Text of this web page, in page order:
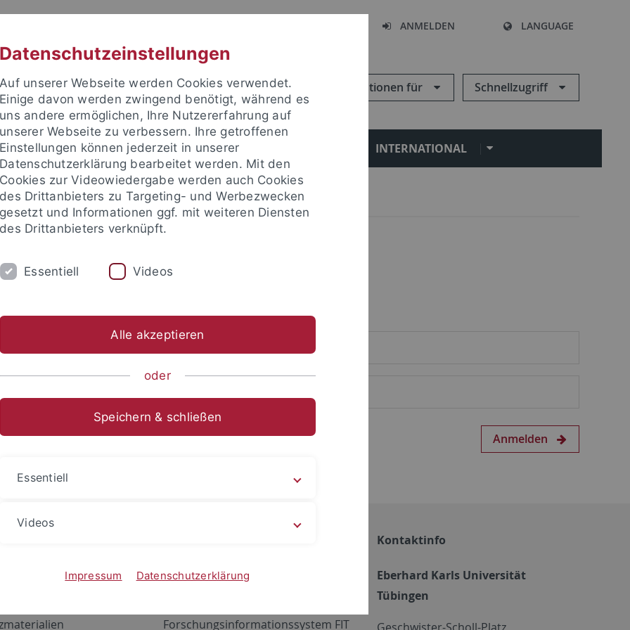
ANMELDEN LANGUAGE
Informationen für Schnellzugriff
FORSCHUNG EINRICHTUNGEN INTERNATIONAL
um sich anzumelden:
Anmelden
Netzwerk
ALMA
Forschungsinformationssystem FIT
Kontaktinfo
Eberhard Karls Universität
Tübingen
Datenschutzeinstellungen
Auf unserer Webseite werden Cookies verwendet.
Einige davon werden zwingend benötigt, während es
uns andere ermöglichen, Ihre Nutzererfahrung auf
unserer Webseite zu verbessern. Ihre getroffenen
Einstellungen können jederzeit in unserer
Datenschutzerklärung bearbeitet werden. Mit den
Cookies zur Videowiedergabe werden auch Cookies
des Drittanbieters zu Targeting- und Werbezwecken
gesetzt und Informationen ggf. mit weiteren Diensten
des Drittanbieters verknüpft.
Essentiell Videos
Alle akzeptieren
oder
Speichern & schließen
Essentiell
Videos
Impressum Datenschutzerklärung